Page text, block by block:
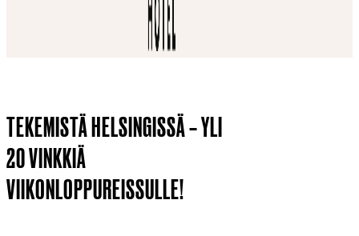
TEKEMISTÄ HELSINGISSÄ – YLI
20 VINKKIÄ
VIIKONLOPPUREISSULLE!